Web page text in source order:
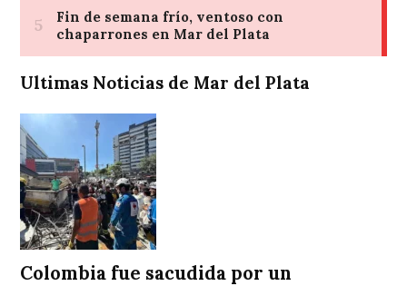
Ultimas Noticias de Mar del Plata
Colombia fue sacudida por un